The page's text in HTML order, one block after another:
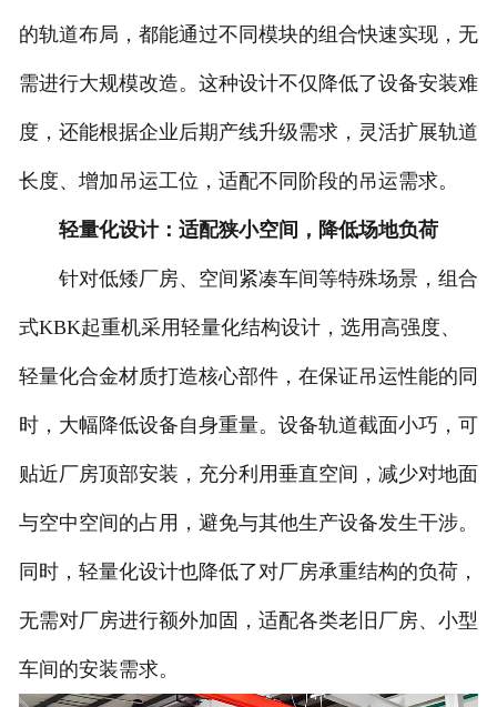
的轨道布局，都能通过不同模块的组合快速实现，无
需进行大规模改造。这种设计不仅降低了设备安装难
度，还能根据企业后期产线升级需求，灵活扩展轨道
长度、增加吊运工位，适配不同阶段的吊运需求。
轻量化设计：适配狭小空间，降低场地负荷
针对低矮厂房、空间紧凑车间等特殊场景，组合
式KBK起重机采用轻量化结构设计，选用高强度、
轻量化合金材质打造核心部件，在保证吊运性能的同
时，大幅降低设备自身重量。设备轨道截面小巧，可
贴近厂房顶部安装，充分利用垂直空间，减少对地面
与空中空间的占用，避免与其他生产设备发生干涉。
同时，轻量化设计也降低了对厂房承重结构的负荷，
无需对厂房进行额外加固，适配各类老旧厂房、小型
车间的安装需求。